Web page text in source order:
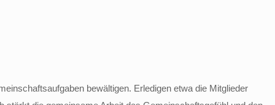
bewältigen. Erledigen etwa die Mitglieder